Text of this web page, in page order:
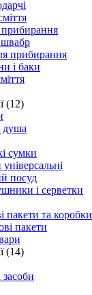
прибирання
і баки
(12)
душа
сумки
посуд
і серветки
пакети та коробки
пакети
(14)